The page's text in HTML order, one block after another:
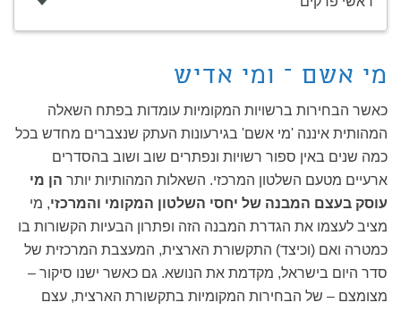
מי אשם – ומי אדיש
כאשר הבחירות ברשויות המקומיות עומדות בפתח השאלה
המהותית איננה 'מי אשם' בגירעונות העתק שנצברים מחדש בכל
כמה שנים באין ספור רשויות ונפתרים שוב ושוב בהסדרים
ארעיים מטעם השלטון המרכזי. השאלות המהותיות יותר הן מי
עוסק בעצם המבנה של יחסי השלטון המקומי והמרכזי, מי
מציב לעצמו את הגדרת המבנה הזה ופתרון הבעיות הקשורות בו
כמטרה ואם (וכיצד) התקשורת הארצית, המעצבת המרכזית של
סדר היום בישראל, מקדמת את הנושא. גם כאשר ישנו סיקור –
מצומצם – של הבחירות המקומיות בתקשורת הארצית, עצם